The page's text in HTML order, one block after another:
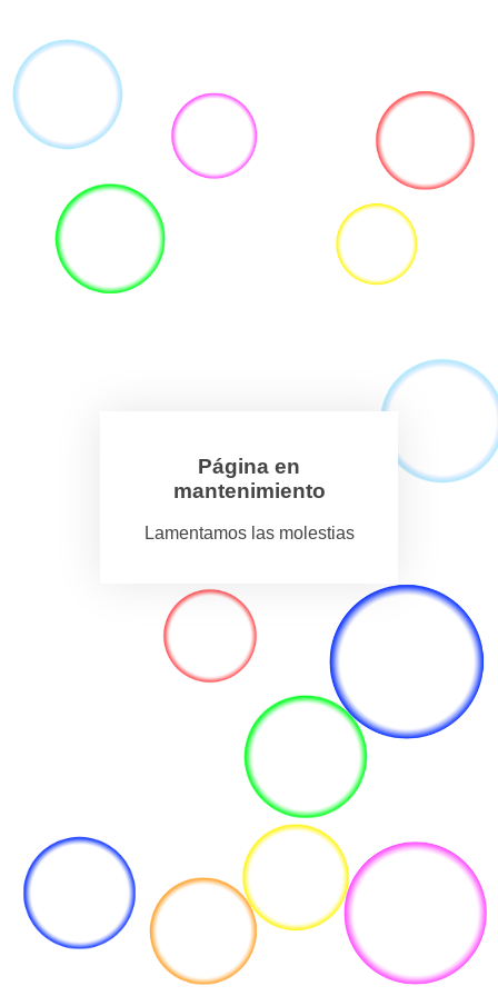
Página en
mantenimiento
Lamentamos las molestias